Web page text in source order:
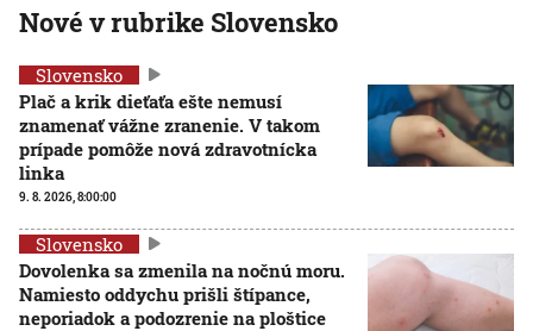
Nové v rubrike Slovensko
Slovensko
Plač a krik dieťaťa ešte nemusí
znamenať vážne zranenie. V takom
prípade pomôže nová zdravotnícka
linka
9. 8. 2026, 8:00:00
Slovensko
Dovolenka sa zmenila na nočnú moru.
Namiesto oddychu prišli štípance,
neporiadok a podozrenie na ploštice